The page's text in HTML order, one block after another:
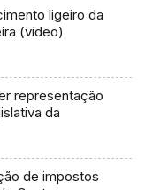
ligeiro da
(vídeo)
representação
da
de impostos